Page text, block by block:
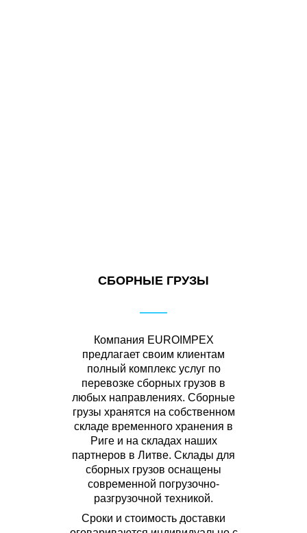
СБОРНЫЕ ГРУЗЫ
Компания EUROIMPEX
предлагает своим клиентам
полный комплекс услуг по
перевозке сборных грузов в
любых направлениях. Сборные
грузы хранятся на собственном
складе временного хранения в
Риге и на складах наших
партнеров в Литве. Склады для
сборных грузов оснащены
современной погрузочно-
разгрузочной техникой.
Сроки и стоимость доставки